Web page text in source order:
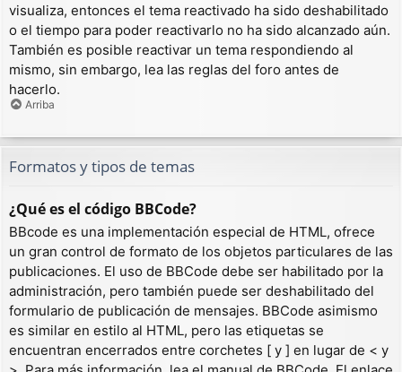
visualiza, entonces el tema reactivado ha sido deshabilitado
o el tiempo para poder reactivarlo no ha sido alcanzado aún.
También es posible reactivar un tema respondiendo al
mismo, sin embargo, lea las reglas del foro antes de
hacerlo.
Arriba
Formatos y tipos de temas
¿Qué es el código BBCode?
BBcode es una implementación especial de HTML, ofrece
un gran control de formato de los objetos particulares de las
publicaciones. El uso de BBCode debe ser habilitado por la
administración, pero también puede ser deshabilitado del
formulario de publicación de mensajes. BBCode asimismo
es similar en estilo al HTML, pero las etiquetas se
encuentran encerrados entre corchetes [ y ] en lugar de < y